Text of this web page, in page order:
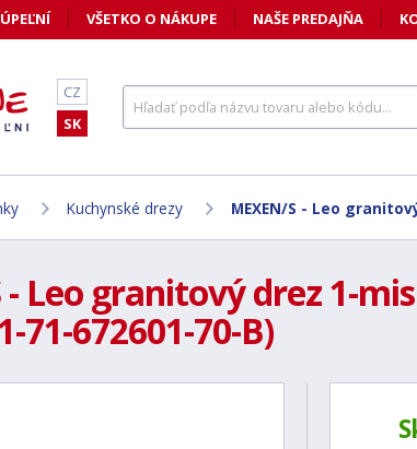
VŠETKO O NÁKUPE NAŠE PREDAJŇA
CZ
SK
Kuchynské drezy MEXEN/S - Leo
- Leo granitový drez 1-
71-672601-70-B)